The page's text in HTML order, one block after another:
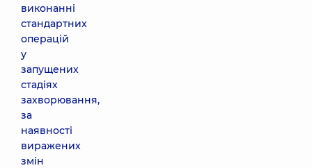
виконанні
стандартних
операцій
у
запущених
стадіях
захворювання,
за
наявності
виражених
змін